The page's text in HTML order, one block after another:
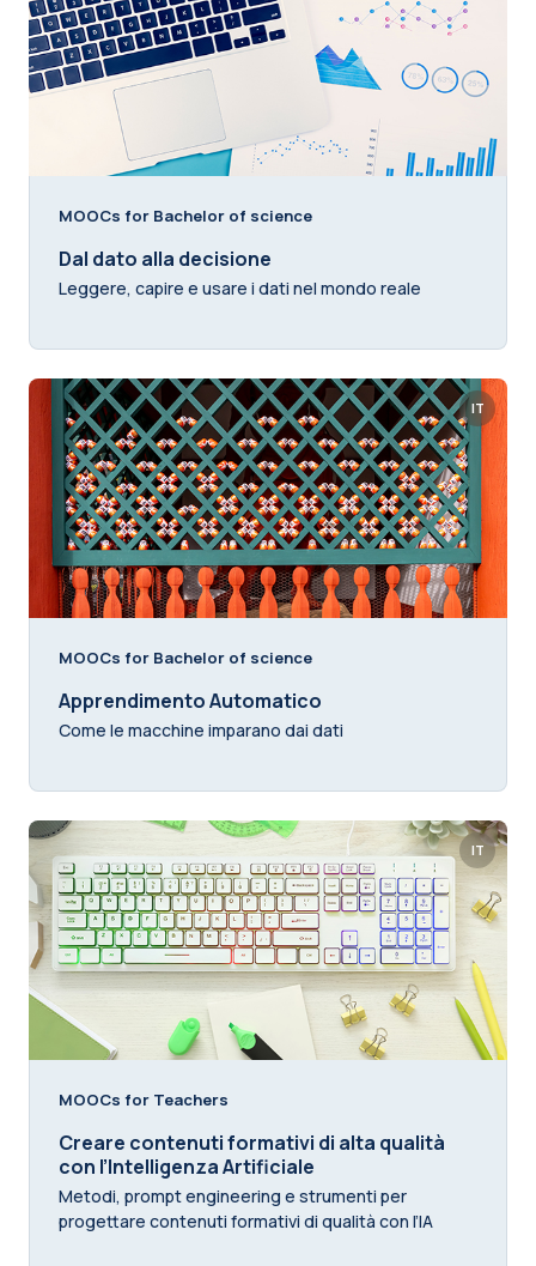
MOOCs for Bachelor of science
Dal dato alla decisione
Leggere, capire e usare i dati nel mondo reale
IT
MOOCs for Bachelor of science
Apprendimento Automatico
Come le macchine imparano dai dati
IT
MOOCs for Teachers
Creare contenuti formativi di alta qualità
con l’Intelligenza Artificiale
Metodi, prompt engineering e strumenti per
progettare contenuti formativi di qualità con l’IA